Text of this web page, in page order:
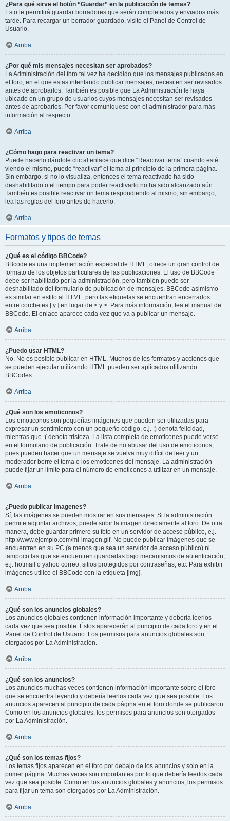
¿Para qué sirve el botón “Guardar” en la publicación de temas?
Esto le permitirá guardar borradores que serán completados y enviados más
tarde. Para recargar un borrador guardado, visite el Panel de Control de
Usuario.
Arriba
¿Por qué mis mensajes necesitan ser aprobados?
La Administración del foro tal vez ha decidido que los mensajes publicados en
el foro, en el que estas intentando publicar mensajes, necesiten ser revisados
antes de aprobarlos. También es posible que La Administración le haya
ubicado en un grupo de usuarios cuyos mensajes necesitan ser revisados
antes de aprobarlos. Por favor comuníquese con el administrador para más
información al respecto.
Arriba
¿Cómo hago para reactivar un tema?
Puede hacerlo dándole clic al enlace que dice “Reactivar tema” cuando esté
viendo el mismo, puede “reactivar” el tema al principio de la primera página.
Sin embargo, si no lo visualiza, entonces el tema reactivado ha sido
deshabilitado o el tiempo para poder reactivarlo no ha sido alcanzado aún.
También es posible reactivar un tema respondiendo al mismo, sin embargo,
lea las reglas del foro antes de hacerlo.
Arriba
Formatos y tipos de temas
¿Qué es el código BBCode?
BBcode es una implementación especial de HTML, ofrece un gran control de
formato de los objetos particulares de las publicaciones. El uso de BBCode
debe ser habilitado por la administración, pero también puede ser
deshabilitado del formulario de publicación de mensajes. BBCode asimismo
es similar en estilo al HTML, pero las etiquetas se encuentran encerrados
entre corchetes [ y ] en lugar de < y >. Para más información, lea el manual de
BBCode. El enlace aparece cada vez que va a publicar un mensaje.
Arriba
¿Puedo usar HTML?
No. No es posible publicar en HTML. Muchos de los formatos y acciones que
se pueden ejecutar utilizando HTML pueden ser aplicados utilizando
BBCodes.
Arriba
¿Qué son los emoticonos?
Los emoticonos son pequeñas imágenes que pueden ser utilizadas para
expresar un sentimiento con un pequeño código, e.j. :) denota felicidad,
mientras que :( denota tristeza. La lista completa de emoticones puede verse
en el formulario de publicación. Trate de no abusar del uso de emoticonos,
pues pueden hacer que un mensaje se vuelva muy difícil de leer y un
moderador borre el tema o los emoticones del mensaje. La administración
puede fijar un límite para el número de emoticones a utilizar en un mensaje.
Arriba
¿Puedo publicar imagenes?
Sí, las imágenes se pueden mostrar en sus mensajes. Si la administración
permite adjuntar archivos, puede subir la imagen directamente al foro. De otra
manera, debe guardar primero su foto en un servidor de acceso público, e.j.
http://www.ejemplo.com/mi-imagen.gif. No puede publicar imágenes que se
encuentren en su PC (a menos que sea un servidor de acceso público) ni
tampoco las que se encuentren guardadas bajo mecanismos de autenticación,
e.j. hotmail o yahoo correo, sitios protegidos por contraseñas, etc. Para exhibir
imágenes utilice el BBCode con la etiqueta [img].
Arriba
¿Qué son los anuncios globales?
Los anuncios globales contienen información importante y debería leerlos
cada vez que sea posible. Éstos aparecerán al principio de cada foro y en el
Panel de Control de Usuario. Los permisos para anuncios globales son
otorgados por La Administración.
Arriba
¿Qué son los anuncios?
Los anuncios muchas veces contienen información importante sobre el foro
que se encuentra leyendo y debería leerlos cada vez que sea posible. Los
anuncios aparecen al principio de cada página en el foro donde se publicaron.
Como en los anuncios globales, los permisos para anuncios son otorgados
por La Administración.
Arriba
¿Qué son los temas fijos?
Los temas fijos aparecen en el foro por debajo de los anuncios y solo en la
primer página. Muchas veces son importantes por lo que debería leerlos cada
vez que sea posible. Como en los anuncios globales y anuncios, los permisos
para fijar un tema son otorgados por La Administración.
Arriba